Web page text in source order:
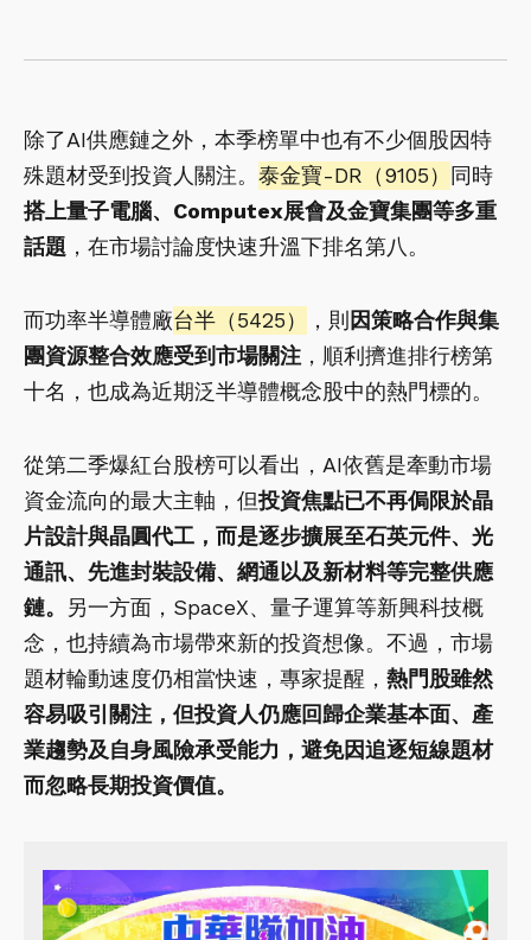
除了AI供應鏈之外，本季榜單中也有不少個股因特
殊題材受到投資人關注。 泰金寶-DR（9105） 同時
搭上量子電腦、Computex展會及金寶集團等多重
話題 ，在市場討論度快速升溫下排名第八。
而功率半導體廠台半（5425） ，則因策略合作與集
團資源整合效應受到市場關注 ，順利擠進排行榜第
十名，也成為近期泛半導體概念股中的熱門標的。
從第二季爆紅台股榜可以看出，AI依舊是牽動市場
資金流向的最大主軸，但投資焦點已不再侷限於晶
片設計與晶圓代工，而是逐步擴展至石英元件、光
通訊、先進封裝設備、網通以及新材料等完整供應
鏈。 另一方面，SpaceX、量子運算等新興科技概
念，也持續為市場帶來新的投資想像。不過，市場
題材輪動速度仍相當快速，專家提醒， 熱門股雖然
容易吸引關注，但投資人仍應回歸企業基本面、產
業趨勢及自身風險承受能力，避免因追逐短線題材
而忽略長期投資價值。